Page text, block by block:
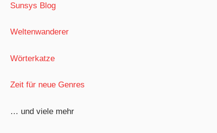
Sunsys Blog
Weltenwanderer
Wörterkatze
Zeit für neue Genres
… und viele mehr